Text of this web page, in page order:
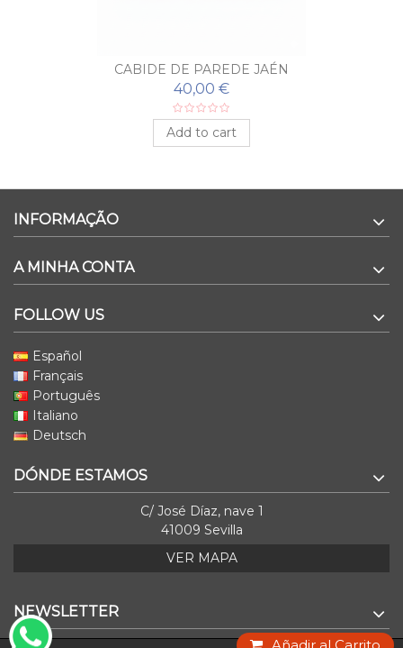
CABIDE DE PAREDE JAÉN
40,00 €
Add to cart
INFORMAÇÃO
A MINHA CONTA
FOLLOW US
Español
Français
Português
Italiano
Deutsch
DÓNDE ESTAMOS
C/ José Díaz, nave 1
41009 Sevilla
VER MAPA
NEWSLETTER